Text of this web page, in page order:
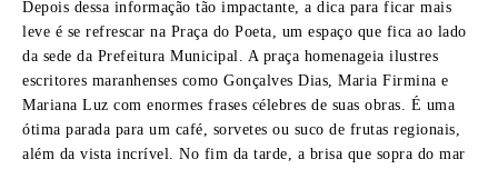
Depois dessa informação tão impactante, a dica para ficar mais
leve é se refrescar na Praça do Poeta, um espaço que fica ao lado
da sede da Prefeitura Municipal. A praça homenageia ilustres
escritores maranhenses como Gonçalves Dias, Maria Firmina e
Mariana Luz com enormes frases célebres de suas obras. É uma
ótima parada para um café, sorvetes ou suco de frutas regionais,
além da vista incrível. No fim da tarde, a brisa que sopra do mar